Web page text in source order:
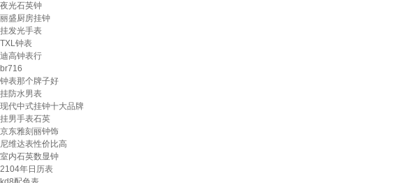
夜光石英钟
丽盛厨房挂钟
挂发光手表
TXL钟表
迪高钟表行
br716
钟表那个牌子好
挂防水男表
现代中式挂钟十大品牌
挂男手表石英
京东雅刻丽钟饰
尼维达表性价比高
室内石英数显钟
2104年日历表